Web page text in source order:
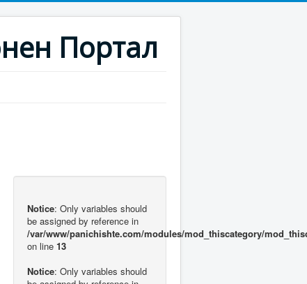
Портал
Notice: Only variables should
be assigned by reference in
/var/www/panichishte.com/modules/mod_thiscategory/
on line 13
Notice: Only variables should